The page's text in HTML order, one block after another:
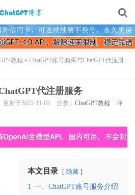
教程 » ChatGPT账号购买与ChatGPT代注册
代注册服务
更新于2025-11-03 分类： ChatGPT教程
评
本文目录 隐藏
1 一、ChatGPT账号服务介绍